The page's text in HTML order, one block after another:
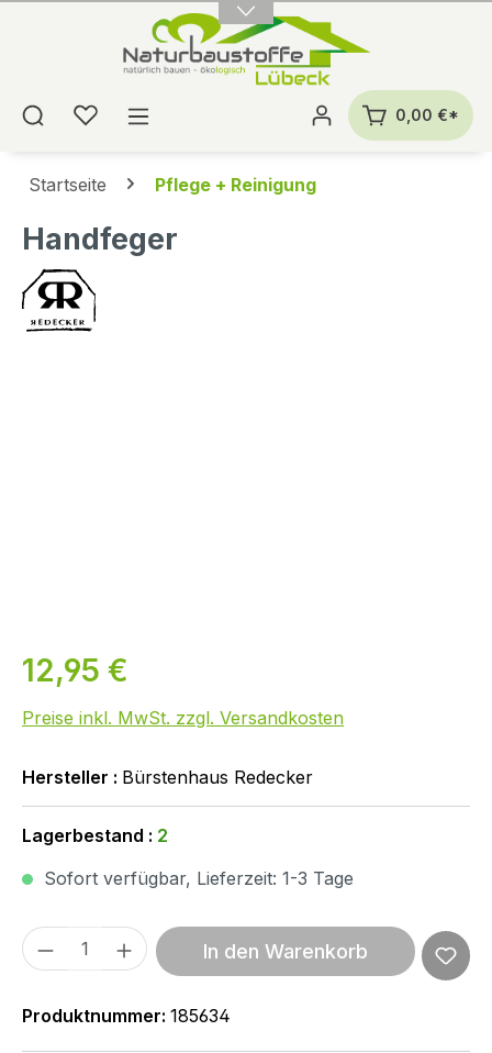
0,00 €*
Startseite Pflege + Reinigung
Handfeger
12,95 €
Preise inkl. MwSt. zzgl. Versandkosten
Hersteller : Bürstenhaus Redecker
Lagerbestand : 2
Sofort verfügbar, Lieferzeit: 1-3 Tage
Produkt Anzahl: Gib den gewünschten
In den Warenkorb
Produktnummer: 185634